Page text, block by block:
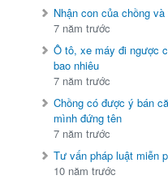
Nhận con của chồng
7 năm trước
Ô tô, xe máy đi ngược
bao nhiêu
7 năm trước
Chồng có được ý bán
mình đứng tên
7 năm trước
Tư vấn pháp luật miễn
10 năm trước